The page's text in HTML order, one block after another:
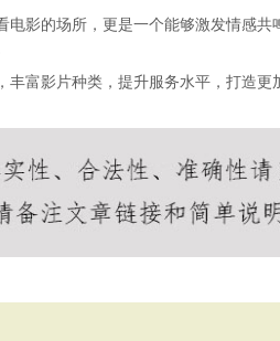
影的场所，更是一个能够激发情感
富影片种类，提升服务水平，打造